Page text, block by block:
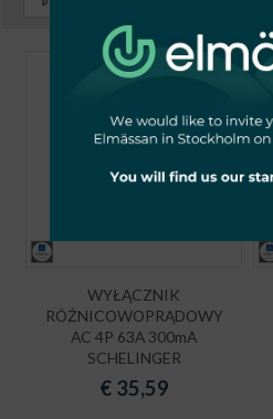
WYŁĄCZNIK
RÓŻNICOWOPRĄDOWY
AC 4P 63A 300mA
SCHELINGER
€ 35,59